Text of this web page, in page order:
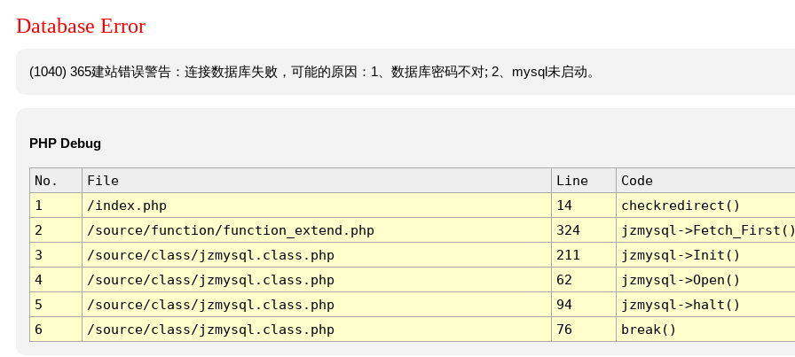
Database Error
(1040) 365建站错误警告：连接数据库失败，可能的原因：1、数据库密码不对; 2、mysql未启动。
PHP Debug
No. File Line
Code
1
/index.php 14
checkredirect()
2
/source/function/function_extend.php 324
jzmysql-
3
/source/class/jzmysql.class.php 211
jzmysql->Init()
4
/source/class/jzmysql.class.php 62
jzmysql->Open()
5
/source/class/jzmysql.class.php 94
jzmysql->halt()
6
/source/class/jzmysql.class.php 76 break()